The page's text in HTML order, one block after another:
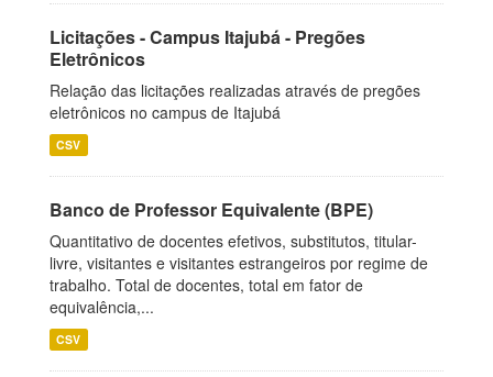
Licitações - Campus Itajubá - Pregões
Eletrônicos
Relação das licitações realizadas através de pregões
eletrônicos no campus de Itajubá
CSV
Banco de Professor Equivalente (BPE)
Quantitativo de docentes efetivos, substitutos, titular-
livre, visitantes e visitantes estrangeiros por regime de
trabalho. Total de docentes, total em fator de
equivalência,...
CSV